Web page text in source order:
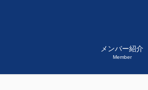
メンバー紹介
Member